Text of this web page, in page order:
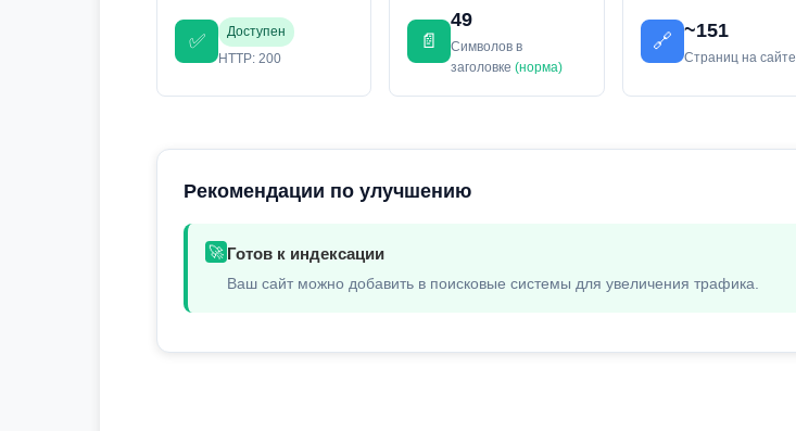
✅
Доступен
HTTP: 200
📄
49
Символов в
заголовке(норма)
🔗
~151
Страниц на сайте
Рекомендации по улучшению
🚀 Готов к индексации
Ваш сайт можно добавить в поисковые системы для увеличения трафика.